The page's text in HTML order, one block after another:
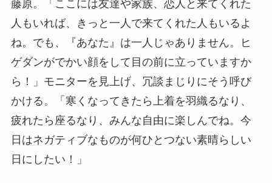
藤原。「ここには友達や家族、恋人と来てくれた
人もいれば、きっと一人で来てくれた人もいるよ
ね。でも、『あなた』は一人じゃありません。ヒ
ゲダンがでかい顔をして目の前に立っていますか
ら！」モニターを見上げ、冗談まじりにそう呼び
かける。「寒くなってきたら上着を羽織るなり、
疲れたら座るなり、みんな自由に楽しんでね。今
日はネガティブなものが何ひとつない素晴らしい
日にしたい！」